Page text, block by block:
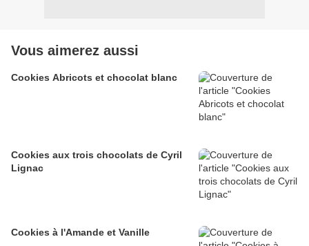
Vous aimerez aussi
Cookies Abricots et chocolat blanc
Cookies aux trois chocolats de Cyril
Lignac
Cookies à l'Amande et Vanille